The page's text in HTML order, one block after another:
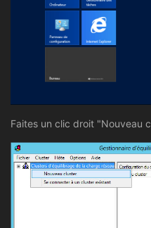
Faites un clic droit "Nouveau